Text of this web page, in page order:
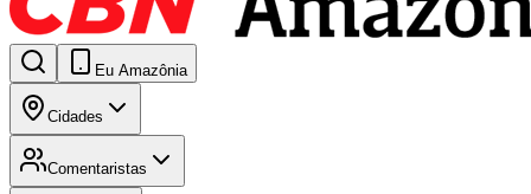
Eu Amazônia
Cidades
Comentaristas